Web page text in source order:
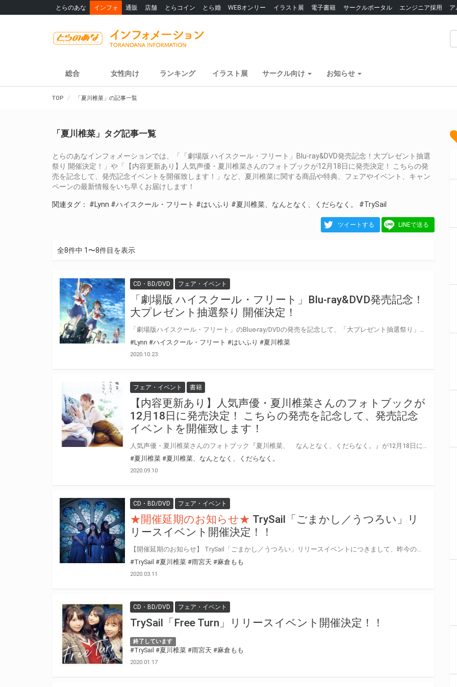
とらのあな インフォ 通販 店舗 とらコイン とら婚 WEBオンリー イラスト展 電子書籍 サークルポータル エンジニア採用
総合 女性向け ランキング イラスト展 サークル向け お知らせ
TOP 「夏川椎菜」の記事一覧
「夏川椎菜」タグ記事一覧
とらのあなインフォメーションでは、「「劇場版 ハイスクール・フリート」Blu-ray&DVD発売記念！大プレゼント抽選
祭り 開催決定！」や「【内容更新あり】人気声優・夏川椎菜さんのフォトブックが12月18日に発売決定！ こちらの発
売を記念して、発売記念イベントを開催致します！」など、夏川椎菜に関する商品や特典、フェアやイベント、キャン
ペーンの最新情報をいち早くお届けします！
関連タグ： #Lynn #ハイスクール・フリート #はいふり #夏川椎菜、なんとなく、くだらなく。 #TrySail
ツイートする LINEで送る
全8件中 1〜8件目を表示
CD・BD/DVD フェア・イベント
「劇場版 ハイスクール・フリート」Blu-ray&DVD発売記念！
大プレゼント抽選祭り 開催決定！
#Lynn #ハイスクール・フリート #はいふり #夏川椎菜
2020.10.23
フェア・イベント 書籍
【内容更新あり】人気声優・夏川椎菜さんのフォトブックが
12月18日に発売決定！ こちらの発売を記念して、発売記念
イベントを開催致します！
#夏川椎菜 #夏川椎菜、なんとなく、くだらなく。
2020.09.10
CD・BD/DVD フェア・イベント
★開催延期のお知らせ★ TrySail「ごまかし／うつろい」リ
リースイベント開催決定！！
#TrySail #夏川椎菜 #雨宮天 #麻倉もも
2020.03.11
CD・BD/DVD フェア・イベント
TrySail「Free Turn」リリースイベント開催決定！！
終了しています
#TrySail #夏川椎菜 #雨宮天 #麻倉もも
2020.01.17